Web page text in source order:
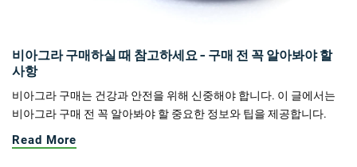
비아그라 구매하실 때 참고하세요 - 구매 전 꼭 알아봐야 할
사항
비아그라 구매는 건강과 안전을 위해 신중해야 합니다. 이 글에서는
비아그라 구매 전 꼭 알아봐야 할 중요한 정보와 팁을 제공합니다.
Read More